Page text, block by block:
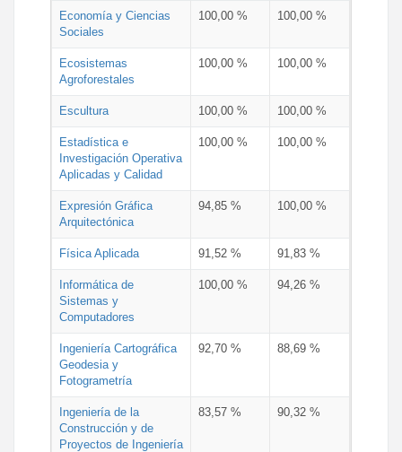
Economía y Ciencias
Sociales
100,00 % 100,00 %
Ecosistemas
Agroforestales
100,00 % 100,00 %
Escultura 100,00 % 100,00 %
Estadística e
Investigación Operativa
Aplicadas y Calidad
100,00 % 100,00 %
Expresión Gráfica
Arquitectónica
94,85 % 100,00 %
Física Aplicada 91,52 % 91,83 %
Informática de
Sistemas y
Computadores
100,00 % 94,26 %
Ingeniería Cartográfica
Geodesia y
Fotogrametría
92,70 % 88,69 %
Ingeniería de la
Construcción y de
Proyectos de Ingeniería
83,57 % 90,32 %